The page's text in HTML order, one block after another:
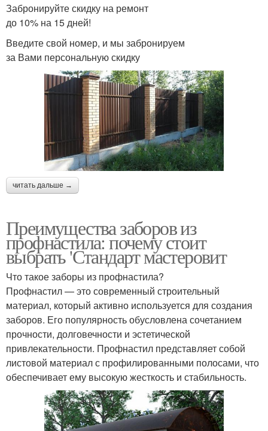
Забронируйте скидку на ремонт
до 10% на 15 дней!
Введите свой номер, и мы забронируем
за Вами персональную скидку
читать дальше →
Преимущества заборов из
профнастила: почему стоит
выбрать 'Стандарт мастеровит
Что такое заборы из профнастила?
Профнастил — это современный строительный
материал, который активно используется для создания
заборов. Его популярность обусловлена сочетанием
прочности, долговечности и эстетической
привлекательности. Профнастил представляет собой
листовой материал с профилированными полосами, что
обеспечивает ему высокую жесткость и стабильность.